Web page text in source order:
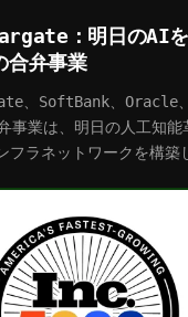
：明日のAI
合弁事業
、SoftBank、Oracle、
事業は、明日の人工知能
ラネットワークを構築